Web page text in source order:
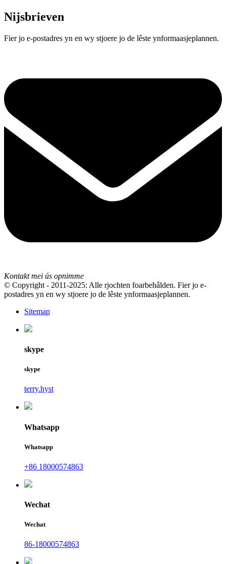
Nijsbrieven
Fier jo e-postadres yn en wy stjoere jo de lêste ynformaasjeplannen.
Kontakt mei ús opnimme
© Copyright - 2011-2025: Alle rjochten foarbehâlden. Fier jo e-
postadres yn en wy stjoere jo de lêste ynformaasjeplannen.
Sitemap
skype
skype
terry.hyst
Whatsapp
Whatsapp
+86 18000574863
Wechat
Wechat
86-18000574863